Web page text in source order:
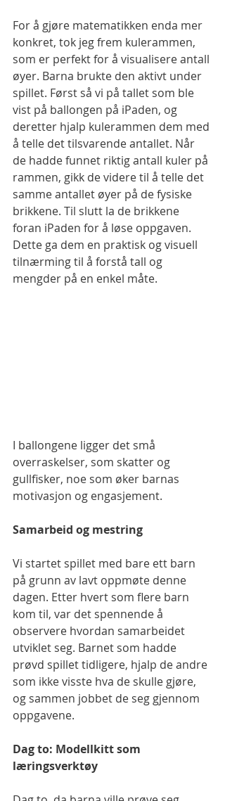
For å gjøre matematikken enda mer
konkret, tok jeg frem kulerammen,
som er perfekt for å visualisere antall
øyer. Barna brukte den aktivt under
spillet. Først så vi på tallet som ble
vist på ballongen på iPaden, og
deretter hjalp kulerammen dem med
å telle det tilsvarende antallet. Når
de hadde funnet riktig antall kuler på
rammen, gikk de videre til å telle det
samme antallet øyer på de fysiske
brikkene. Til slutt la de brikkene
foran iPaden for å løse oppgaven.
Dette ga dem en praktisk og visuell
tilnærming til å forstå tall og
mengder på en enkel måte.
I ballongene ligger det små
overraskelser, som skatter og
gullfisker, noe som øker barnas
motivasjon og engasjement.
Samarbeid og mestring
Vi startet spillet med bare ett barn
på grunn av lavt oppmøte denne
dagen. Etter hvert som flere barn
kom til, var det spennende å
observere hvordan samarbeidet
utviklet seg. Barnet som hadde
prøvd spillet tidligere, hjalp de andre
som ikke visste hva de skulle gjøre,
og sammen jobbet de seg gjennom
oppgavene.
Dag to: Modellkitt som
læringsverktøy